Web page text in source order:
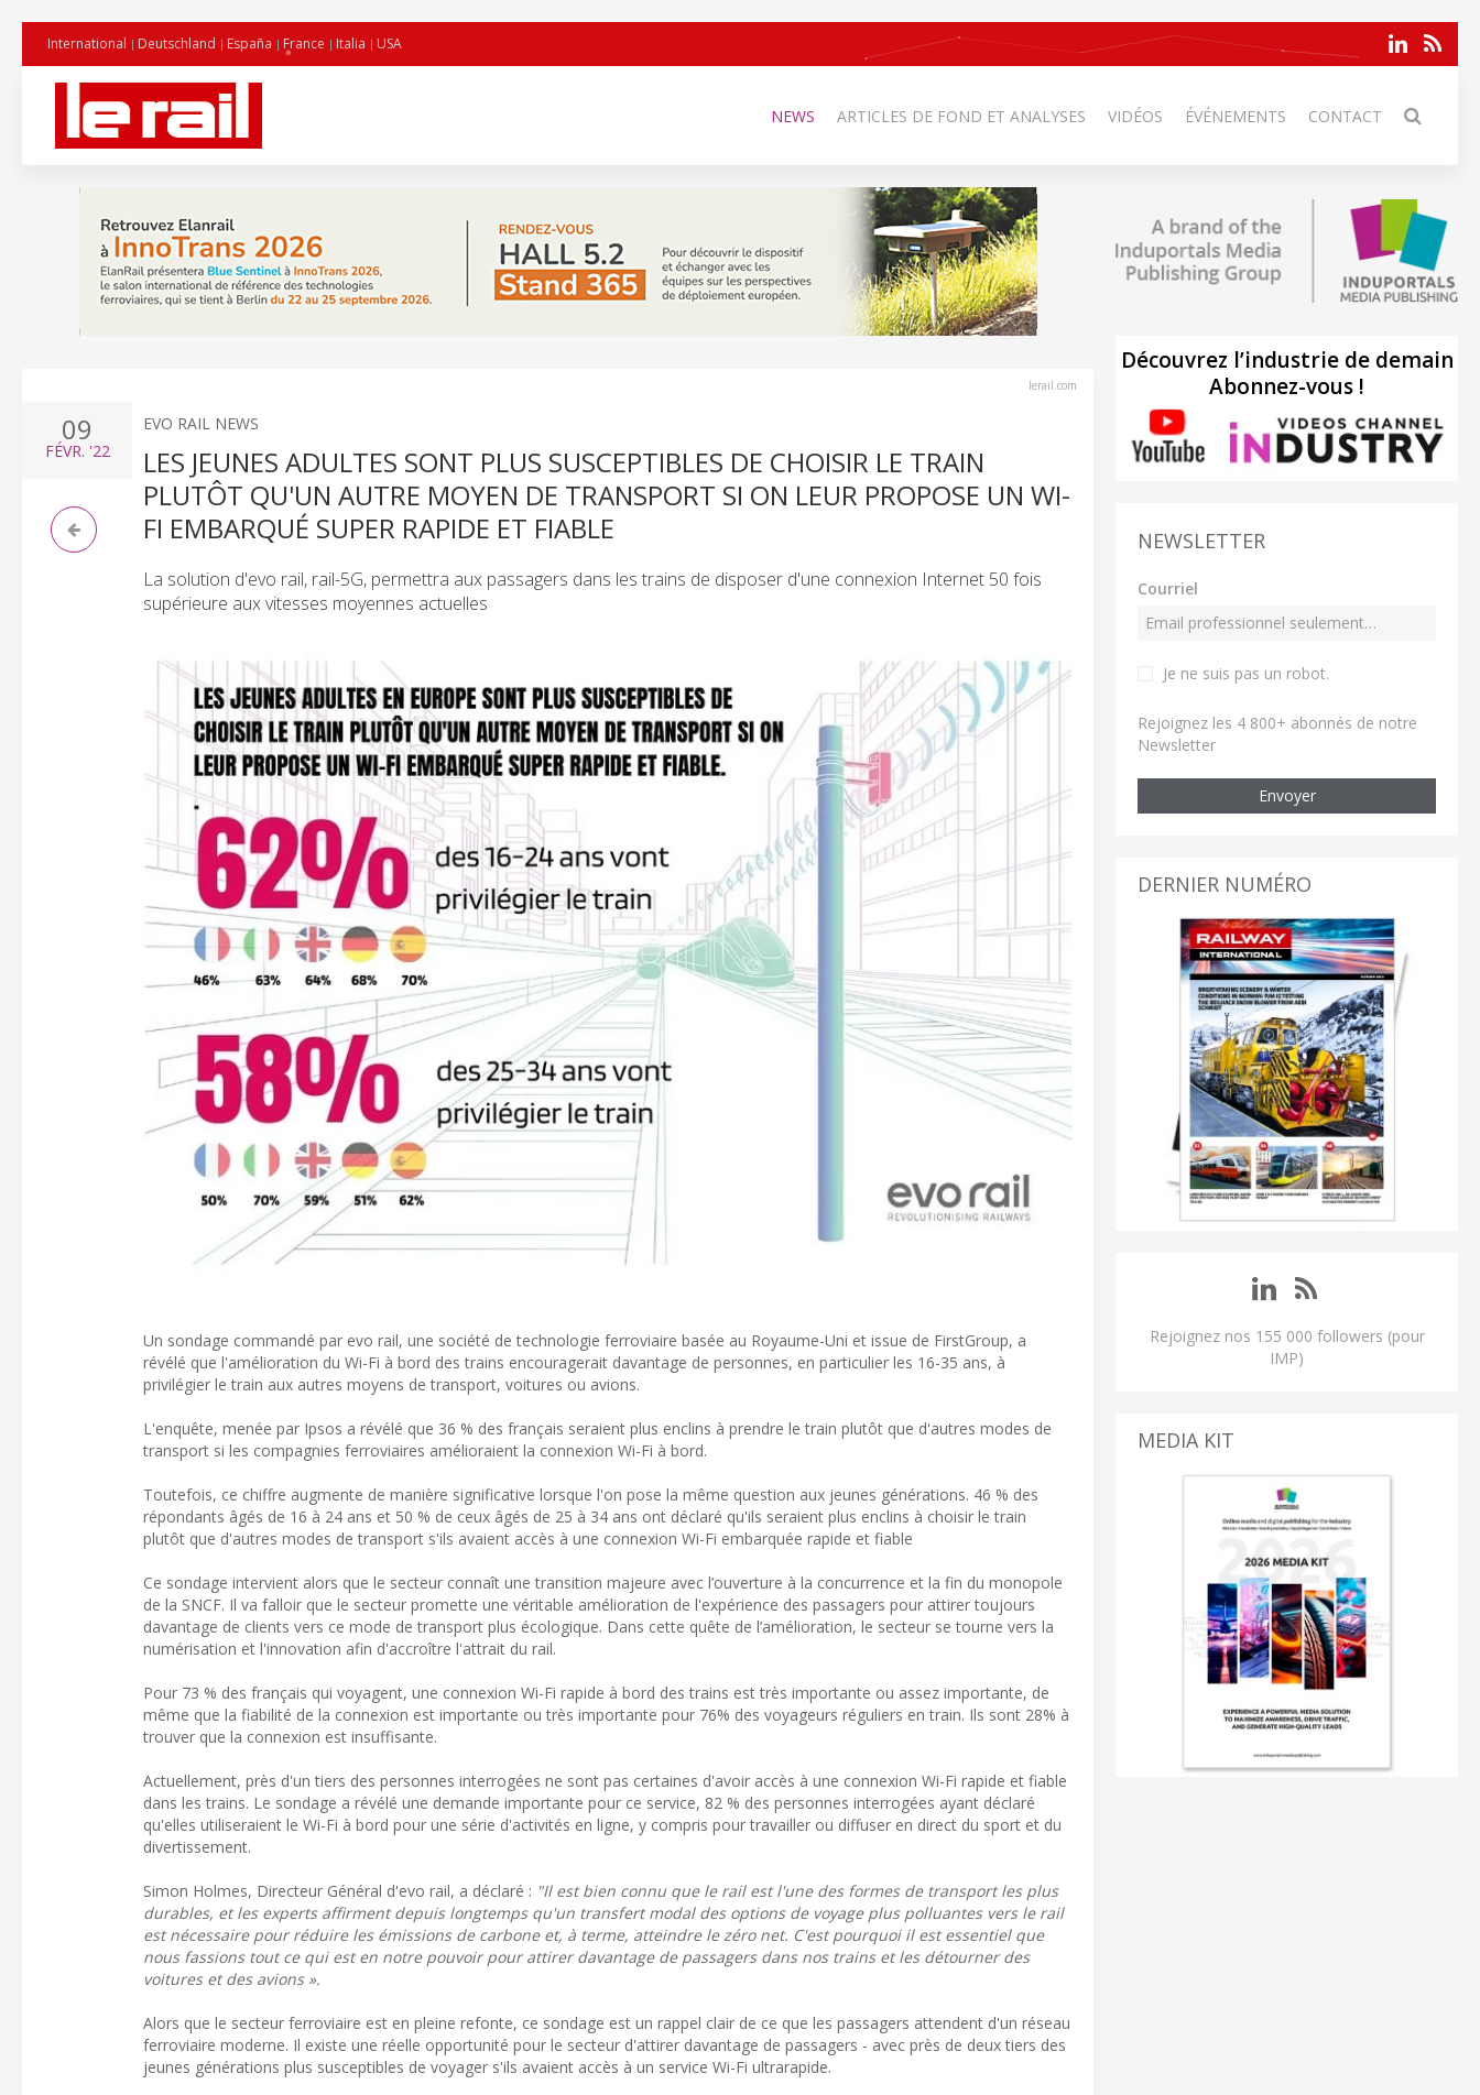
International Deutschland España France Italia USA
NEWS ARTICLES DE FOND ET ANALYSES VIDÉOS ÉVÉNEMENTS CONTACT
lerail.com
09
FÉVR. '22
EVO RAIL NEWS
LES JEUNES ADULTES SONT PLUS SUSCEPTIBLES DE CHOISIR LE TRAIN
PLUTÔT QU'UN AUTRE MOYEN DE TRANSPORT SI ON LEUR PROPOSE UN WI-
FI EMBARQUÉ SUPER RAPIDE ET FIABLE
La solution d'evo rail, rail-5G, permettra aux passagers dans les trains de disposer d'une connexion Internet 50 fois
supérieure aux vitesses moyennes actuelles
Un sondage commandé par evo rail, une société de technologie ferroviaire basée au Royaume-Uni et issue de FirstGroup, a
révélé que l'amélioration du Wi-Fi à bord des trains encouragerait davantage de personnes, en particulier les 16-35 ans, à
privilégier le train aux autres moyens de transport, voitures ou avions.
L'enquête, menée par Ipsos a révélé que 36 % des français seraient plus enclins à prendre le train plutôt que d'autres modes de
transport si les compagnies ferroviaires amélioraient la connexion Wi-Fi à bord.
Toutefois, ce chiffre augmente de manière significative lorsque l'on pose la même question aux jeunes générations. 46 % des
répondants âgés de 16 à 24 ans et 50 % de ceux âgés de 25 à 34 ans ont déclaré qu'ils seraient plus enclins à choisir le train
plutôt que d'autres modes de transport s'ils avaient accès à une connexion Wi-Fi embarquée rapide et fiable
Ce sondage intervient alors que le secteur connaît une transition majeure avec l’ouverture à la concurrence et la fin du monopole
de la SNCF. Il va falloir que le secteur promette une véritable amélioration de l'expérience des passagers pour attirer toujours
davantage de clients vers ce mode de transport plus écologique. Dans cette quête de l’amélioration, le secteur se tourne vers la
numérisation et l'innovation afin d'accroître l'attrait du rail.
Pour 73 % des français qui voyagent, une connexion Wi-Fi rapide à bord des trains est très importante ou assez importante, de
même que la fiabilité de la connexion est importante ou très importante pour 76% des voyageurs réguliers en train. Ils sont 28% à
trouver que la connexion est insuffisante.
Actuellement, près d'un tiers des personnes interrogées ne sont pas certaines d'avoir accès à une connexion Wi-Fi rapide et fiable
dans les trains. Le sondage a révélé une demande importante pour ce service, 82 % des personnes interrogées ayant déclaré
qu'elles utiliseraient le Wi-Fi à bord pour une série d'activités en ligne, y compris pour travailler ou diffuser en direct du sport et du
divertissement.
Simon Holmes, Directeur Général d'evo rail, a déclaré : "Il est bien connu que le rail est l'une des formes de transport les plus
durables, et les experts affirment depuis longtemps qu'un transfert modal des options de voyage plus polluantes vers le rail
est nécessaire pour réduire les émissions de carbone et, à terme, atteindre le zéro net. C'est pourquoi il est essentiel que
nous fassions tout ce qui est en notre pouvoir pour attirer davantage de passagers dans nos trains et les détourner des
voitures et des avions ».
Alors que le secteur ferroviaire est en pleine refonte, ce sondage est un rappel clair de ce que les passagers attendent d'un réseau
ferroviaire moderne. Il existe une réelle opportunité pour le secteur d'attirer davantage de passagers - avec près de deux tiers des
jeunes générations plus susceptibles de voyager s'ils avaient accès à un service Wi-Fi ultrarapide.
Découvrez l’industrie de demain
Abonnez-vous !
NEWSLETTER
Courriel
Je ne suis pas un robot.
Rejoignez les 4 800+ abonnés de notre
Newsletter
Envoyer
DERNIER NUMÉRO
Rejoignez nos 155 000 followers (pour
IMP)
MEDIA KIT